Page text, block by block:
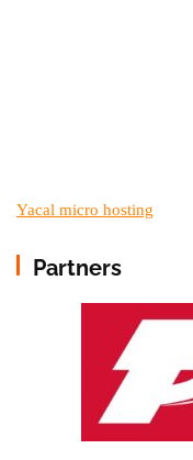
Yacal micro hosting
Partners